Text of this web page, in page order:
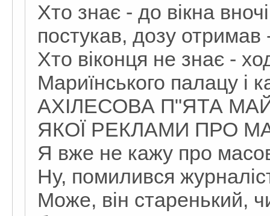
Хто знає - до вікна
постукав, дозу отримав -
Хто віконця не знає -
Мариїнського палацу і
АХІЛЕСОВА П"ЯТА
ЯКОЇ РЕКЛАМИ ПРО
Я вже не кажу про
Ну, помилився
Може, він старенький,